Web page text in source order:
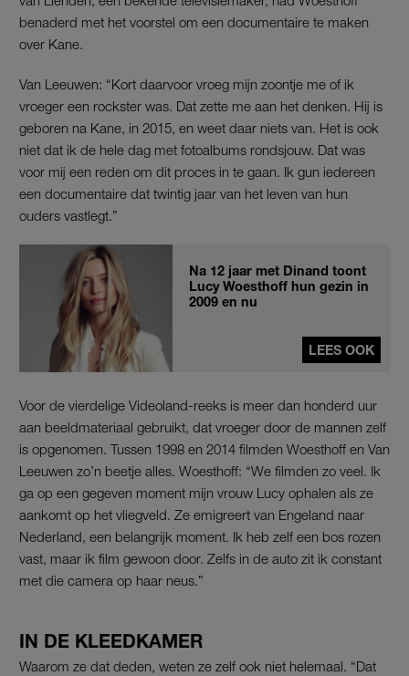
benaderd met het voorstel om een documentaire te maken
over Kane.
Van Leeuwen: “Kort daarvoor vroeg mijn zoontje me of ik
vroeger een rockster was. Dat zette me aan het denken. Hij is
geboren na Kane, in 2015, en weet daar niets van. Het is ook
niet dat ik de hele dag met fotoalbums rondsjouw. Dat was
voor mij een reden om dit proces in te gaan. Ik gun iedereen
een documentaire dat twintig jaar van het leven van hun
ouders vastlegt.”
Na 12 jaar met Dinand toont
Lucy Woesthoff hun gezin in
2009 en nu
LEES OOK
Voor de vierdelige Videoland-reeks is meer dan honderd uur
aan beeldmateriaal gebruikt, dat vroeger door de mannen zelf
is opgenomen. Tussen 1998 en 2014 filmden Woesthoff en Van
Leeuwen zo’n beetje alles. Woesthoff: “We filmden zo veel. Ik
ga op een gegeven moment mijn vrouw Lucy ophalen als ze
aankomt op het vliegveld. Ze emigreert van Engeland naar
Nederland, een belangrijk moment. Ik heb zelf een bos rozen
vast, maar ik film gewoon door. Zelfs in de auto zit ik constant
met die camera op haar neus.”
IN DE KLEEDKAMER
Waarom ze dat deden, weten ze zelf ook niet helemaal. “Dat